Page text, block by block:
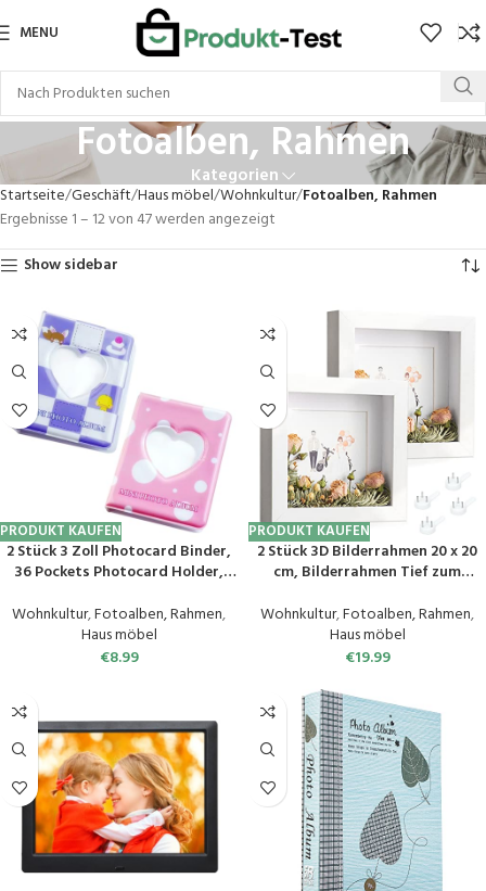
MENU
Fotoalben, Rahmen
Kategorien
Startseite Geschäft Haus möbel Wohnkultur Fotoalben, Rahmen
Ergebnisse 1 – 12 von 47 werden angezeigt
Show sidebar
PRODUKT KAUFEN
2 Stück 3 Zoll Photocard Binder,
36 Pockets Photocard Holder,
Hohl-Business-ID-Karte,
Anhänger für die Fotosammlung
Wohnkultur,Fotoalben, Rahmen,
Haus möbel
€8.99
PRODUKT KAUFEN
2 Stück 3D Bilderrahmen 20 x 20
cm, Bilderrahmen Tief zum
Innentiefe, Holz Shadow Box für
Valentinstag Baby
Hochzeitsandenken, Fotos,
Wohnkultur,Fotoalben, Rahmen,
Haus möbel
€19.99